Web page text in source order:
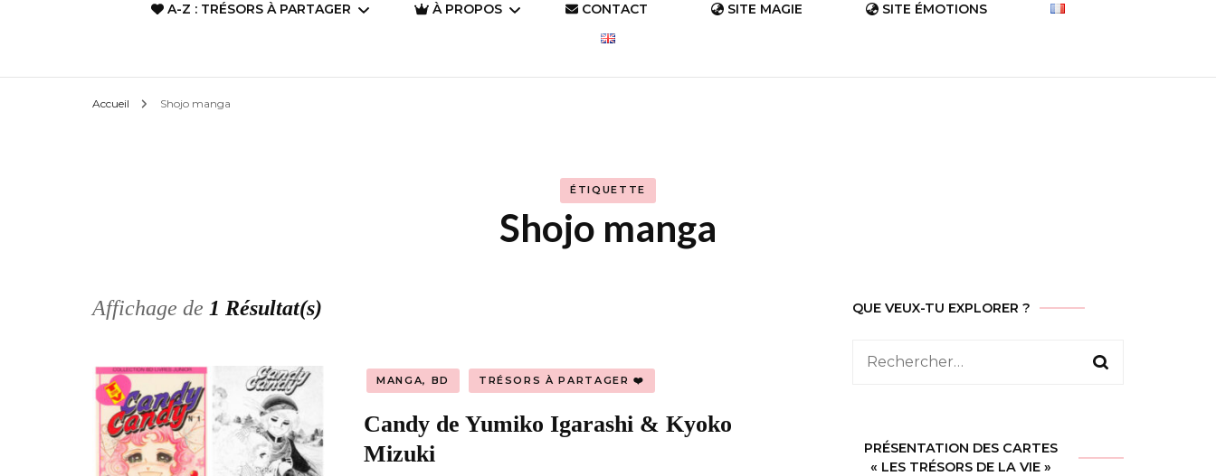
A-Z : Changer le
monde
A-Z : TRÉSORS À PARTAGER
Poèmes, Albums
A-Z : Musique &
Divertissement
À PROPOS
(2019)
Pourquoi ce site ?
CONTACT SITE MAGIE SITE ÉMOTIONS
Accueil Shojo manga
ÉTIQUETTE
Shojo manga
Affichage de 1 Résultat(s)
MANGA, BD TRÉSORS À PARTAGER ❤️
Candy de Yumiko Igarashi & Kyoko
Mizuki
QUE VEUX-TU EXPLORER ?
Rechercher :
PRÉSENTATION DES CARTES
« LES TRÉSORS DE LA VIE »